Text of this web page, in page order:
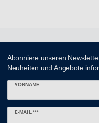
Abonniere unseren
Neuheiten und Angebote
VORNAME
E-MAIL ***
Newsletter